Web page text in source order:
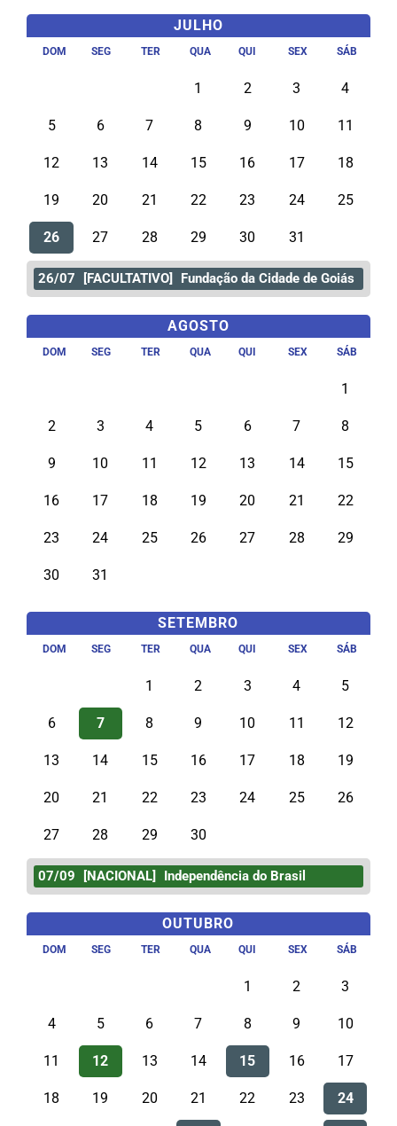
JULHO
DOM SEG TER QUA QUI SEX SÁB
1 2 3 4
5 6 7 8 9 10 11
12 13 14 15 16 17 18
19 20 21 22 23 24 25
26 27 28 29 30 31
26/07 [FACULTATIVO] Fundação da Cidade de Goiás
AGOSTO
DOM SEG TER QUA QUI SEX SÁB
1
2 3 4 5 6 7 8
9 10 11 12 13 14 15
16 17 18 19 20 21 22
23 24 25 26 27 28 29
30 31
SETEMBRO
DOM SEG TER QUA QUI SEX SÁB
1 2 3 4 5
6 7 8 9 10 11 12
13 14 15 16 17 18 19
20 21 22 23 24 25 26
27 28 29 30
07/09 [NACIONAL] Independência do Brasil
OUTUBRO
DOM SEG TER QUA QUI SEX SÁB
1 2 3
4 5 6 7 8 9 10
11 12 13 14 15 16 17
18 19 20 21 22 23 24